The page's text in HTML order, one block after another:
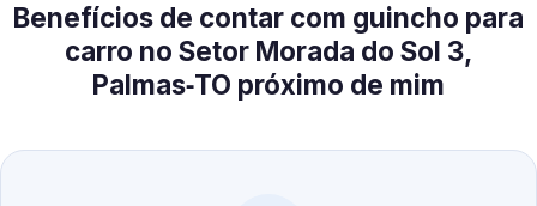
Benefícios de contar com guincho para
carro no Setor Morada do Sol 3,
Palmas‑TO próximo de mim